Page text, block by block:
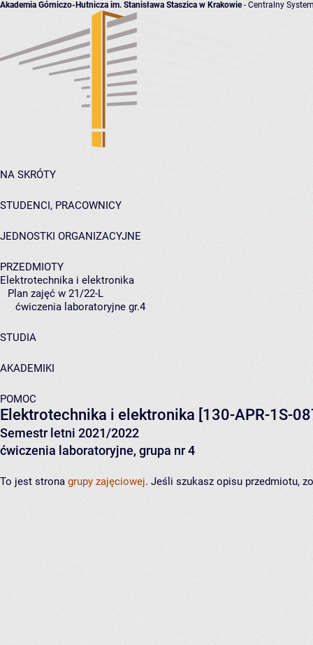
Akademia Górniczo-Hutnicza im. Stanisława Staszica w Krakowie- Centralny
NA SKRÓTY
STUDENCI, PRACOWNICY
JEDNOSTKI ORGANIZACYJNE
PRZEDMIOTY
Elektrotechnika i elektronika
Plan zajęć w 21/22-L
ćwiczenia laboratoryjne gr.4
STUDIA
AKADEMIKI
POMOC
Elektrotechnika i elektronika [130-APR-1S-
Semestr letni 2021/2022
ćwiczenia laboratoryjne, grupa nr 4
To jest strona grupy zajęciowej. Jeśli szukasz opisu przedmiotu,